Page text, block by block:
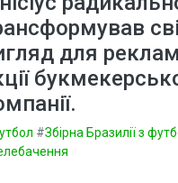
для
#Збірна Бразилії з